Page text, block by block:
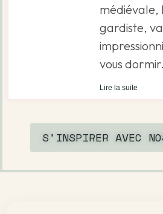
médiévale,
gardiste,
vous
Lire la suite
S'INSPIRER AVEC